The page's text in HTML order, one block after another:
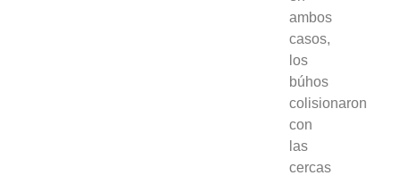
ambos
casos,
los
búhos
colisionaron
con
las
cercas